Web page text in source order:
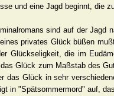
und eine Jagd beginnt, die
sind auf der
privates Glück büßen
Glückseligkeit, die im
Glück zum Maßstab des
das Glück in sehr
in "Spätsommermord" auf,